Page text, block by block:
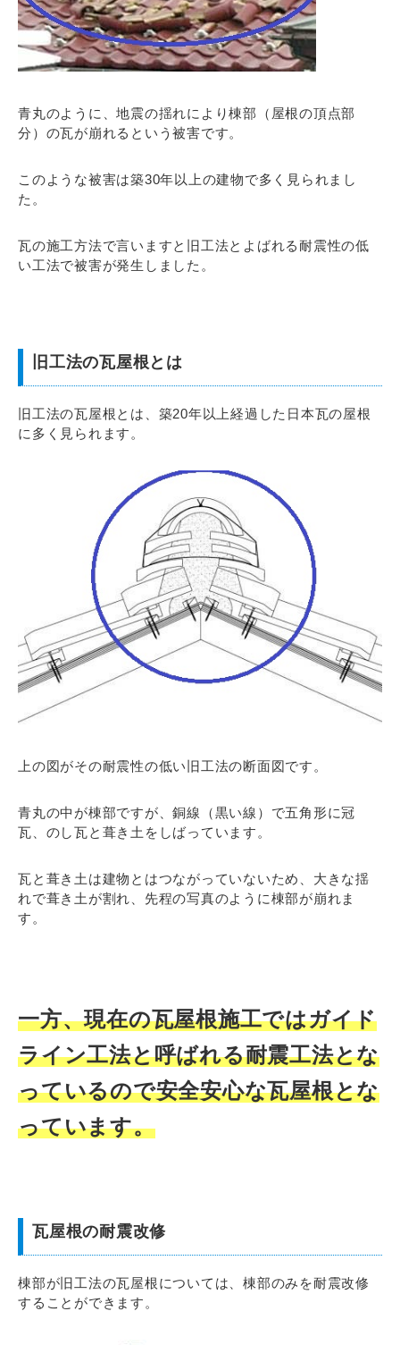
青丸のように、地震の揺れにより棟部（屋根の頂点部
分）の瓦が崩れるという被害です。
このような被害は築30年以上の建物で多く見られまし
た。
瓦の施工方法で言いますと旧工法とよばれる耐震性の低
い工法で被害が発生しました。
旧工法の瓦屋根とは
旧工法の瓦屋根とは、築20年以上経過した日本瓦の屋根
に多く見られます。
上の図がその耐震性の低い旧工法の断面図です。
青丸の中が棟部ですが、銅線（黒い線）で五角形に冠
瓦、のし瓦と葺き土をしばっています。
瓦と葺き土は建物とはつながっていないため、大きな揺
れで葺き土が割れ、先程の写真のように棟部が崩れま
す。
一方、現在の瓦屋根施工ではガイド
ライン工法と呼ばれる耐震工法とな
っているので安全安心な瓦屋根とな
っています。
瓦屋根の耐震改修
棟部が旧工法の瓦屋根については、棟部のみを耐震改修
することができます。